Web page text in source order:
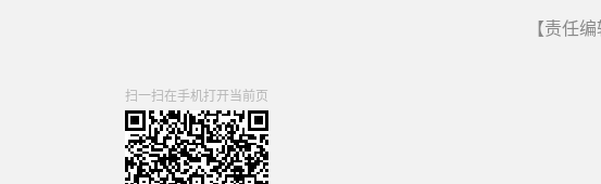
【责任
扫一扫在手机打开当前页